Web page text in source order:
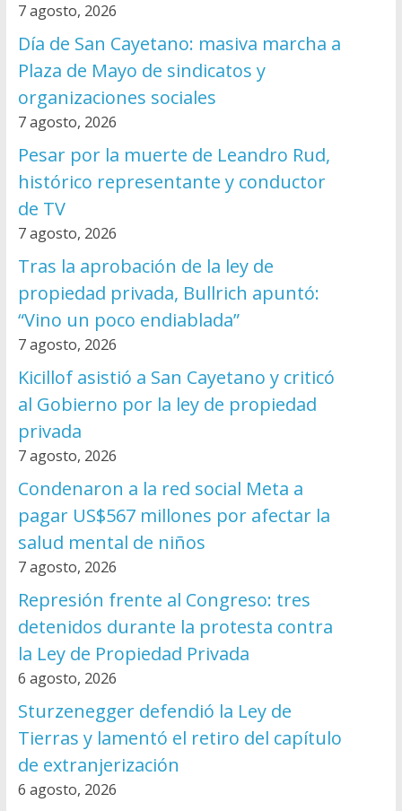
7 agosto, 2026
Día de San Cayetano: masiva marcha a
Plaza de Mayo de sindicatos y
organizaciones sociales
7 agosto, 2026
Pesar por la muerte de Leandro Rud,
histórico representante y conductor
de TV
7 agosto, 2026
Tras la aprobación de la ley de
propiedad privada, Bullrich apuntó:
“Vino un poco endiablada”
7 agosto, 2026
Kicillof asistió a San Cayetano y criticó
al Gobierno por la ley de propiedad
privada
7 agosto, 2026
Condenaron a la red social Meta a
pagar US$567 millones por afectar la
salud mental de niños
7 agosto, 2026
Represión frente al Congreso: tres
detenidos durante la protesta contra
la Ley de Propiedad Privada
6 agosto, 2026
Sturzenegger defendió la Ley de
Tierras y lamentó el retiro del capítulo
de extranjerización
6 agosto, 2026